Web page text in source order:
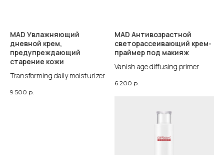
MAD Увлажняющий
дневной крем,
предупреждающий
старение кожи
Transforming daily moisturizer
9 500 р.
MAD Антивозрастной
светорассеивающий крем-
праймер под макияж
Vanish age diffusing primer
6 200 р.